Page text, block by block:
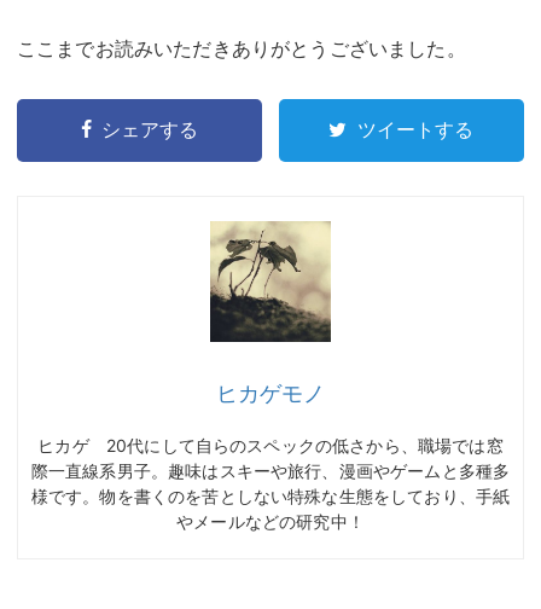
ここまでお読みいただきありがとうございました。
シェアする ツイートする
ヒカゲモノ
ヒカゲ 20代にして自らのスペックの低さから、職場では窓
際一直線系男子。趣味はスキーや旅行、漫画やゲームと多種多
様です。物を書くのを苦としない特殊な生態をしており、手紙
やメールなどの研究中！